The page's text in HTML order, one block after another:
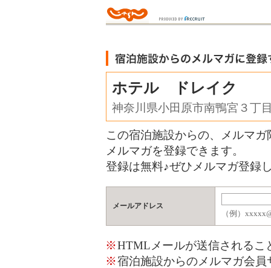
ホテル ドレイク
神奈川県小田原市南鴨宮３丁
この宿泊施設からの、メルマ
メルマガを登録できます。
登録は無料♪ぜひメルマガ登録
メールアドレス
（例）
※HTMLメールが送信されるこ
※宿泊施設からのメルマガ会